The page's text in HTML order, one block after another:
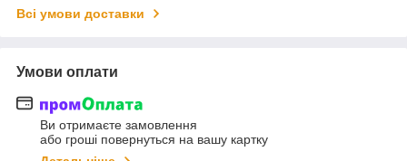
Всі умови доставки
Умови оплати
Ви отримаєте замовлення
або гроші повернуться на вашу картку